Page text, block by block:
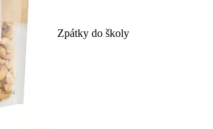
Zpátky do školy